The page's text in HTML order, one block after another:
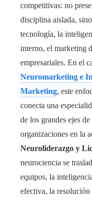
competitivas: no
disciplina aislada,
tecnología, la
interno, el marketing
empresariales. En el
Neuromarketing e
Marketing, este
conecta una
de los grandes ejes
organizaciones en la
Neuroliderazgo y
neurociencia se
equipos, la
efectiva, la